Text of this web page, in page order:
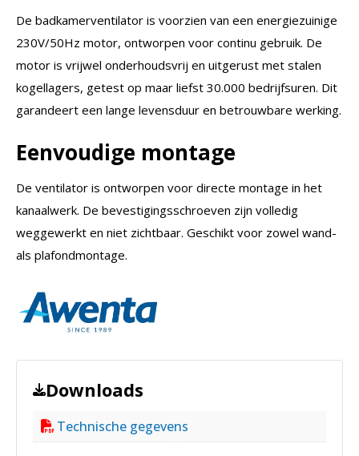
De badkamerventilator is voorzien van een energiezuinige
230V/50Hz motor, ontworpen voor continu gebruik. De
motor is vrijwel onderhoudsvrij en uitgerust met stalen
kogellagers, getest op maar liefst 30.000 bedrijfsuren. Dit
garandeert een lange levensduur en betrouwbare werking.
Eenvoudige montage
De ventilator is ontworpen voor directe montage in het
kanaalwerk. De bevestigingsschroeven zijn volledig
weggewerkt en niet zichtbaar. Geschikt voor zowel wand-
als plafondmontage.
Downloads
Technische gegevens